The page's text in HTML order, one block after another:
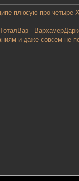
плюсую про четыре
ТоталВар -
и даже совсем не